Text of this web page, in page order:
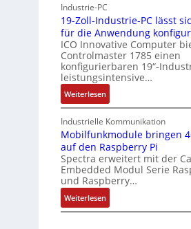
t
e
k
t
u
s
i
c
a
I
a
n
d
E
Industrie-PC
19-Zoll-Industrie-PC lässt
für die Anwendung
ICO Innovative Computer
Controlmaster 1785 einen
konfigurierbaren 19“-
leistungsintensive…
Weiterlesen:
1
9
-
Z
o
l
l
-
I
Industrielle Kommunikation
Mobilfunkmodule bringen
auf den Raspberry Pi
Spectra erweitert mit der
Embedded Modul Serie
und Raspberry…
Weiterlesen:
M